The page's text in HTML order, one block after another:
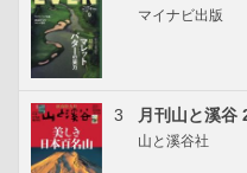
マイナビ出版
3 月刊山と溪谷
山と溪谷社